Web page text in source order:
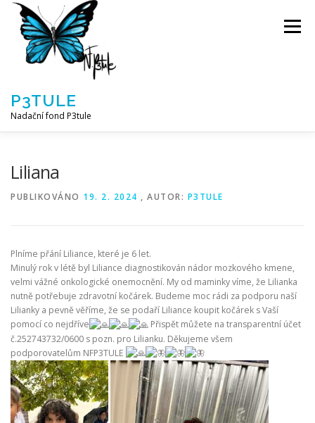
Přeskočit
obsah
P3TULE
Nadační fond P3tule
Menu
AKTUALITY BLOG
Liliana
PUBLIKOVÁNO 19. 2. 2024 , AUTOR: P3TULE
Plníme přání Liliance, které je 6 let.
Minulý rok v létě byl Liliance diagnostikován nádor mozkového kmene,
velmi vážné onkologické onemocnění. My od maminky víme, že Lilianka
nutně potřebuje zdravotní kočárek. Budeme moc rádi za podporu naší
Lilianky a pevně věříme, že se podaří Liliance koupit kočárek s Vaší
pomocí co nejdříve
Přispět můžete na transparentní účet
č.252743732/0600 s pozn. pro Lilianku. Děkujeme všem
podporovatelům NFP3TULE